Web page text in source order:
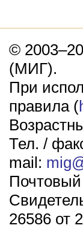
©
(МИГ).
При
правила (
Тел. /
mail:
26586 от